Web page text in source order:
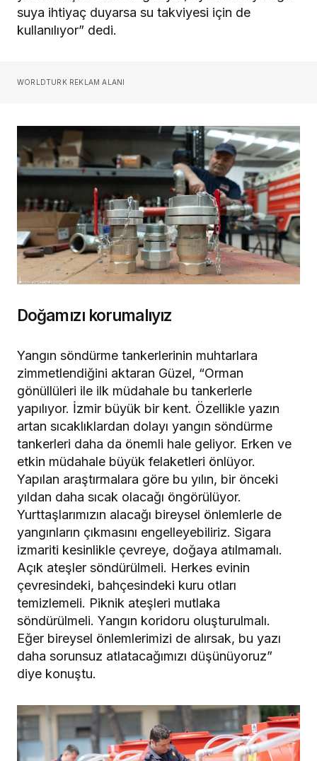
suya ihtiyaç duyarsa su takviyesi için de
kullanılıyor” dedi.
WORLDTURK REKLAM ALANI
Doğamızı korumalıyız
Yangın söndürme tankerlerinin muhtarlara
zimmetlendiğini aktaran Güzel, “Orman
gönüllüleri ile ilk müdahale bu tankerlerle
yapılıyor. İzmir büyük bir kent. Özellikle yazın
artan sıcaklıklardan dolayı yangın söndürme
tankerleri daha da önemli hale geliyor. Erken ve
etkin müdahale büyük felaketleri önlüyor.
Yapılan araştırmalara göre bu yılın, bir önceki
yıldan daha sıcak olacağı öngörülüyor.
Yurttaşlarımızın alacağı bireysel önlemlerle de
yangınların çıkmasını engelleyebiliriz. Sigara
izmariti kesinlikle çevreye, doğaya atılmamalı.
Açık ateşler söndürülmeli. Herkes evinin
çevresindeki, bahçesindeki kuru otları
temizlemeli. Piknik ateşleri mutlaka
söndürülmeli. Yangın koridoru oluşturulmalı.
Eğer bireysel önlemlerimizi de alırsak, bu yazı
daha sorunsuz atlatacağımızı düşünüyoruz”
diye konuştu.